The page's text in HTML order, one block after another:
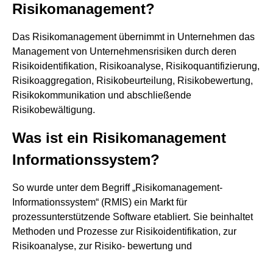
Risikomanagement?
Das Risikomanagement übernimmt in Unternehmen das
Management von Unternehmensrisiken durch deren
Risikoidentifikation, Risikoanalyse, Risikoquantifizierung,
Risikoaggregation, Risikobeurteilung, Risikobewertung,
Risikokommunikation und abschließende
Risikobewältigung.
Was ist ein Risikomanagement
Informationssystem?
So wurde unter dem Begriff „Risikomanagement-
Informationssystem“ (RMIS) ein Markt für
prozessunterstützende Software etabliert. Sie beinhaltet
Methoden und Prozesse zur Risikoidentifikation, zur
Risikoanalyse, zur Risiko- bewertung und